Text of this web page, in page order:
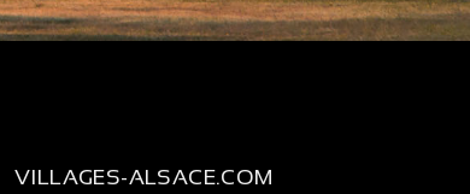
VILLAGES-ALSACE.COM